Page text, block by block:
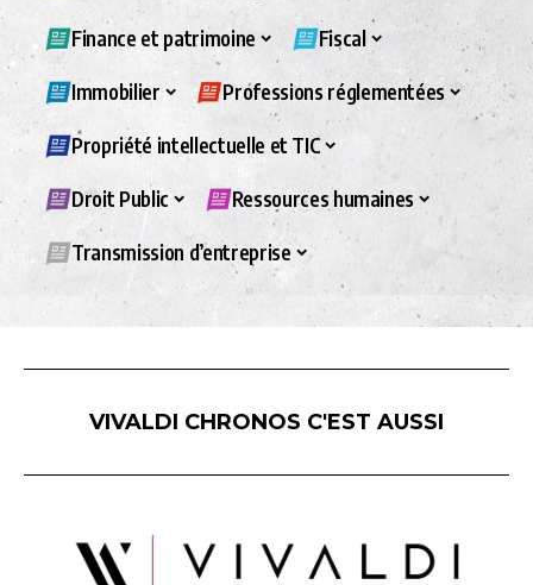
Finance et patrimoine Fiscal
Immobilier Professions réglementées
Propriété intellectuelle et TIC
Droit Public Ressources humaines
Transmission d’entreprise
VIVALDI CHRONOS C'EST AUSSI